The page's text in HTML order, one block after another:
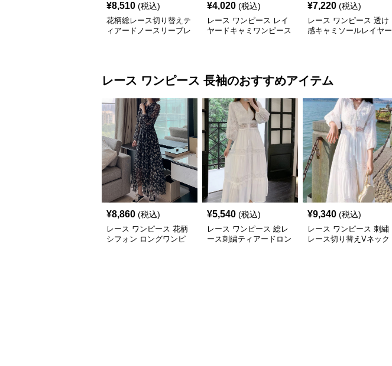
¥8,510 (税込)
花柄総レース切り替えテ
ィアードノースリーブレ
¥4,020 (税込)
レース ワンピース レイ
ヤードキャミワンピース
¥7,220 (税込)
レース ワンピース 透け
感キャミソールレイヤー
レース ワンピース 長袖のおすすめアイテム
¥8,860 (税込)
レース ワンピース 花柄
シフォン ロングワンピ
¥5,540 (税込)
レース ワンピース 総レ
ース刺繍ティアードロン
¥9,340 (税込)
レース ワンピース 刺繍
レース切り替えVネック